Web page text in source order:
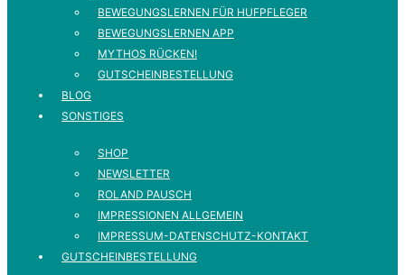
BEWEGUNGSLERNEN FÜR HUFPFLEGER
BEWEGUNGSLERNEN APP
MYTHOS RÜCKEN!
GUTSCHEINBESTELLUNG
BLOG
SONSTIGES
SHOP
NEWSLETTER
ROLAND PAUSCH
IMPRESSIONEN ALLGEMEIN
IMPRESSUM-DATENSCHUTZ-KONTAKT
GUTSCHEINBESTELLUNG